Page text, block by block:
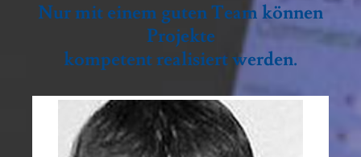
Nur mit einem guten Team können
Projekte
kompetent realisiert werden.